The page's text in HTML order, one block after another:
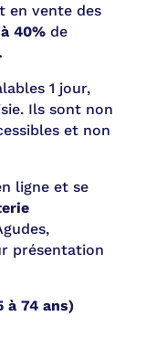
en vente des
40%de
1 jour,
Ils sont non
et non
ligne et se
présentation
à 74 ans)